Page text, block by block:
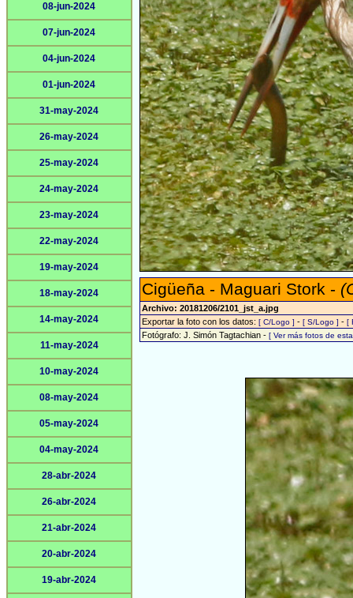
08-jun-2024
07-jun-2024
04-jun-2024
01-jun-2024
31-may-2024
26-may-2024
25-may-2024
24-may-2024
23-may-2024
22-may-2024
19-may-2024
18-may-2024
14-may-2024
11-may-2024
10-may-2024
08-may-2024
05-may-2024
04-may-2024
28-abr-2024
26-abr-2024
21-abr-2024
20-abr-2024
19-abr-2024
Cigüeña - Maguari Stork -
Archivo: 20181206/2101_jst_a.jpg
Exportar la foto con los datos: [ C/Logo ] - [ S/Logo ] - [
Fotógrafo: J. Simón Tagtachian - [ Ver más fotos de